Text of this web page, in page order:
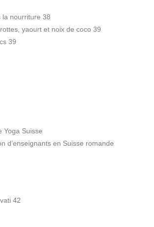
la nourriture 38
yaourt et noix de coco 39
39
Yoga Suisse
d’enseignants en Suisse romande
42